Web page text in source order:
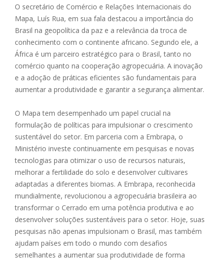
O secretário de Comércio e Relações Internacionais do
Mapa, Luís Rua, em sua fala destacou a importância do
Brasil na geopolítica da paz e a relevância da troca de
conhecimento com o continente africano. Segundo ele, a
África é um parceiro estratégico para o Brasil, tanto no
comércio quanto na cooperação agropecuária. A inovação
e a adoção de práticas eficientes são fundamentais para
aumentar a produtividade e garantir a segurança alimentar.
O Mapa tem desempenhado um papel crucial na
formulação de políticas para impulsionar o crescimento
sustentável do setor. Em parceria com a Embrapa, o
Ministério investe continuamente em pesquisas e novas
tecnologias para otimizar o uso de recursos naturais,
melhorar a fertilidade do solo e desenvolver cultivares
adaptadas a diferentes biomas. A Embrapa, reconhecida
mundialmente, revolucionou a agropecuária brasileira ao
transformar o Cerrado em uma potência produtiva e ao
desenvolver soluções sustentáveis para o setor. Hoje, suas
pesquisas não apenas impulsionam o Brasil, mas também
ajudam países em todo o mundo com desafios
semelhantes a aumentar sua produtividade de forma